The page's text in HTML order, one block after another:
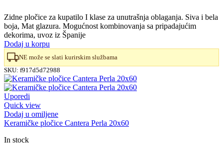
Zidne pločice za kupatilo I klase za unutrašnja oblaganja. Siva i bela
boja, Mat glazura. Mogućnost kombinovanja sa pripadajućim
dekorima, uvoz iz Španije
Dodaj u korpu
NE može se slati kurirskim službama
SKU: f917d5d72988
Uporedi
Quick view
Dodaj u omiljene
Keramičke pločice Cantera Perla 20x60
In stock